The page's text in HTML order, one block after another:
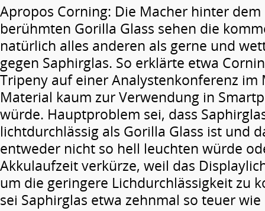
Apropos Corning: Die Macher hinter
berühmten Gorilla Glass sehen die
natürlich alles anderen als gerne und
gegen Saphirglas. So erklärte etwa
Tripeny auf einer Analystenkonferenz im
Material kaum zur Verwendung in
würde. Hauptproblem sei, dass
lichtdurchlässig als Gorilla Glass ist und
entweder nicht so hell leuchten würde
Akkulaufzeit verkürze, weil das
um die geringere Lichdurchlässigkeit zu
sei Saphirglas etwa zehnmal so teuer